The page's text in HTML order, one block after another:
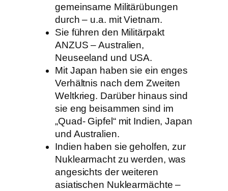
gemeinsame Militärübungen
durch – u.a. mit Vietnam.
Sie führen den Militärpakt
ANZUS – Australien,
Neuseeland und USA.
Mit Japan haben sie ein enges
Verhältnis nach dem Zweiten
Weltkrieg. Darüber hinaus sind
sie eng beisammen sind im
„Quad- Gipfel“ mit Indien, Japan
und Australien.
Indien haben sie geholfen, zur
Nuklearmacht zu werden, was
angesichts der weiteren
asiatischen Nuklearmächte –